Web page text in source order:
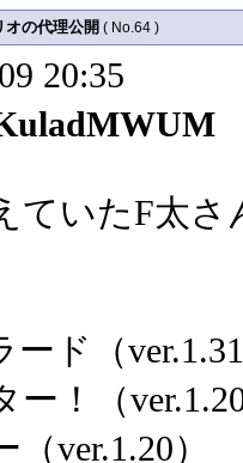
の代理公開 ( No.64 )
20:35
ていたF太
ード（
ー！（
ver.1.20）